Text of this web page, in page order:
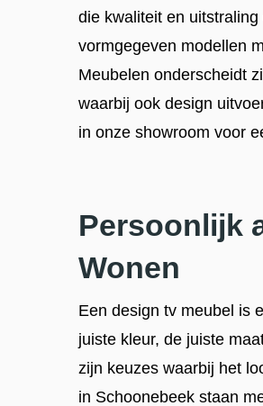
die kwaliteit en
vormgegeven modellen
Meubelen onderscheidt
waarbij ook design
in onze showroom voor
Persoonlijk
Wonen
Een design tv meubel is
juiste kleur, de juiste
zijn keuzes waarbij het
in Schoonebeek staan